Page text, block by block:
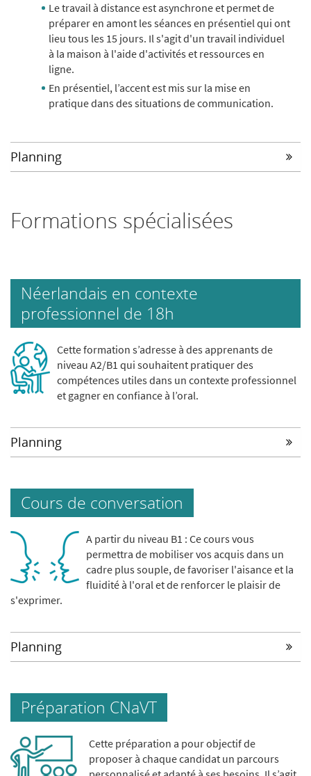
Le travail à distance est asynchrone et permet de
préparer en amont les séances en présentiel qui ont
lieu tous les 15 jours. Il s'agit d'un travail individuel
à la maison à l'aide d'activités et ressources en
ligne.
En présentiel, l’accent est mis sur la mise en
pratique dans des situations de communication.
Planning
Formations spécialisées
Néerlandais en contexte
professionnel de 18h
Cette formation s’adresse à des apprenants de
niveau A2/B1 qui souhaitent pratiquer des
compétences utiles dans un contexte professionnel
et gagner en confiance à l’oral.
Planning
Cours de conversation
A partir du niveau B1 : Ce cours vous
permettra de mobiliser vos acquis dans un
cadre plus souple, de favoriser l'aisance et la
fluidité à l'oral et de renforcer le plaisir de
s'exprimer.
Planning
Préparation CNaVT
Cette préparation a pour objectif de
proposer à chaque candidat un parcours